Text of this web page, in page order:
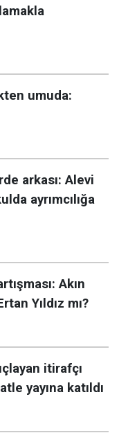
umuda:
arkası: Alevi
ayrımcılığa
Akın
Yıldız mı?
itirafçı
yayına katıldı